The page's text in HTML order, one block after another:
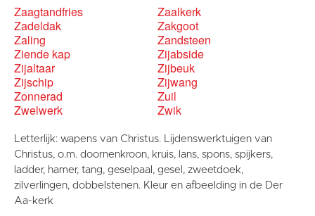
Zaagtandfries
Zaalkerk
Zadeldak
Zakgoot
Zaling
Zandsteen
Ziende kap
Zijabside
Zijaltaar
Zijbeuk
Zijschip
Zijwang
Zonnerad
Zuil
Zwelwerk
Zwik
Letterlijk: wapens van Christus. Lijdenswerktuigen van
Christus, o.m. doornenkroon, kruis, lans, spons, spijkers,
ladder, hamer, tang, geselpaal, gesel, zweetdoek,
zilverlingen, dobbelstenen. Kleur en afbeelding in de Der
Aa-kerk